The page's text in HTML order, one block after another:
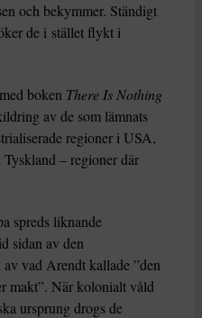
och bekymmer. Ständigt
de i stället flykt i
boken There Is Nothing
av de som lämnats
regioner i USA,
– regioner där
spreds liknande
sidan av den
vad Arendt kallade ”den
makt”. När kolonialt våld
ursprung drogs de